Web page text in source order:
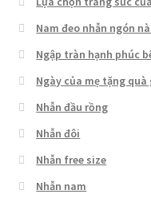
Nam đeo nhẫn ngón
Ngập tràn hạnh phúc
Ngày của mẹ tặng
Nhẫn đầu rồng
Nhẫn đôi
Nhẫn free size
Nhẫn nam